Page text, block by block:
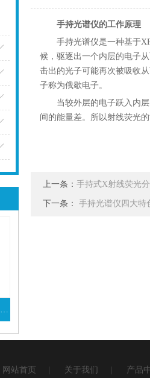
奥林巴斯Vanta系列VEL手持式XRF光谱仪
手持光谱仪的工作原理
手持光谱仪是一种基于
候，驱逐出一个内层的电子
击出的光子可能再次被吸收
子称为俄歇电子。
当较外层的电子跃入内
间的能量差。所以射线荧光
上一条： 手持式X射线荧光
下一条： 手持光谱仪四大特
网站首页 关于我们 产品